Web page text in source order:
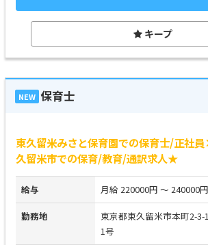
キープ
NEW 保育士
東久留米みさと保育園での保育士/正社
久留米市での保育/教育/通訳求人★
給与 月給 220000円 ～ 240000円
勤務地
東京都東久留米市本町2-
1号